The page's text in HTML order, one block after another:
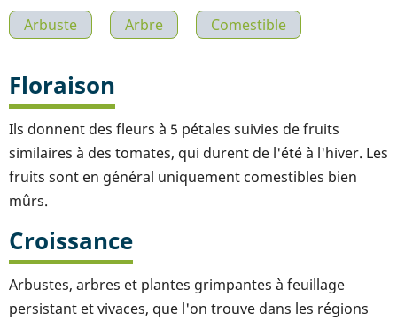
Arbuste Arbre Comestible
Floraison
Ils donnent des fleurs à 5 pétales suivies de fruits
similaires à des tomates, qui durent de l'été à l'hiver. Les
fruits sont en général uniquement comestibles bien
mûrs.
Croissance
Arbustes, arbres et plantes grimpantes à feuillage
persistant et vivaces, que l'on trouve dans les régions